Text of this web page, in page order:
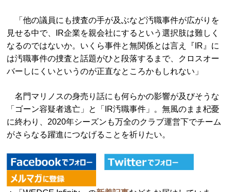
「他の議員にも捜査の手が及ぶなど汚職事件が広がりを
見せる中で、IR企業を親会社にするという選択肢は難しく
なるのではないか。いくら事件と無関係とは言え『IR』に
は汚職事件の捜査と話題がひと段落するまで、クロスオー
バーしにくいというのが正直なところかもしれない」
名門マリノスの身売り話にも何らかの影響が及びそうな
「ゴーン容疑者逃亡」と「IR汚職事件」。無風のまま杞憂
に終わり、2020年シーズンも万全のクラブ運営下でチーム
がさらなる躍進につなげることを祈りたい。